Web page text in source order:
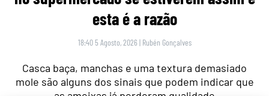
esta é a razão
18:40 5 Agosto, 2026 | Rubén Gonçalves
Casca baça, manchas e uma textura demasiado
mole são alguns dos sinais que podem indicar que